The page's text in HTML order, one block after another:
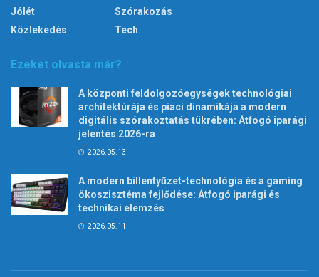
Jólét
Közlekedés
Szórakozás
Tech
Ezeket olvasta már?
A központi feldolgozóegységek technológiai
architektúrája és piaci dinamikája a modern
digitális szórakoztatás tükrében: Átfogó iparági
jelentés 2026-ra
2026.05.13.
A modern billentyűzet-technológia és a gaming
ökoszisztéma fejlődése: Átfogó iparági és
technikai elemzés
2026.05.11.